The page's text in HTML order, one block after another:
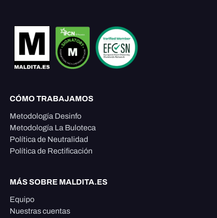
CÓMO TRABAJAMOS
Metodología Desinfo
Metodología La Buloteca
Política de Neutralidad
Política de Rectificación
MÁS SOBRE MALDITA.ES
Equipo
Nuestras cuentas